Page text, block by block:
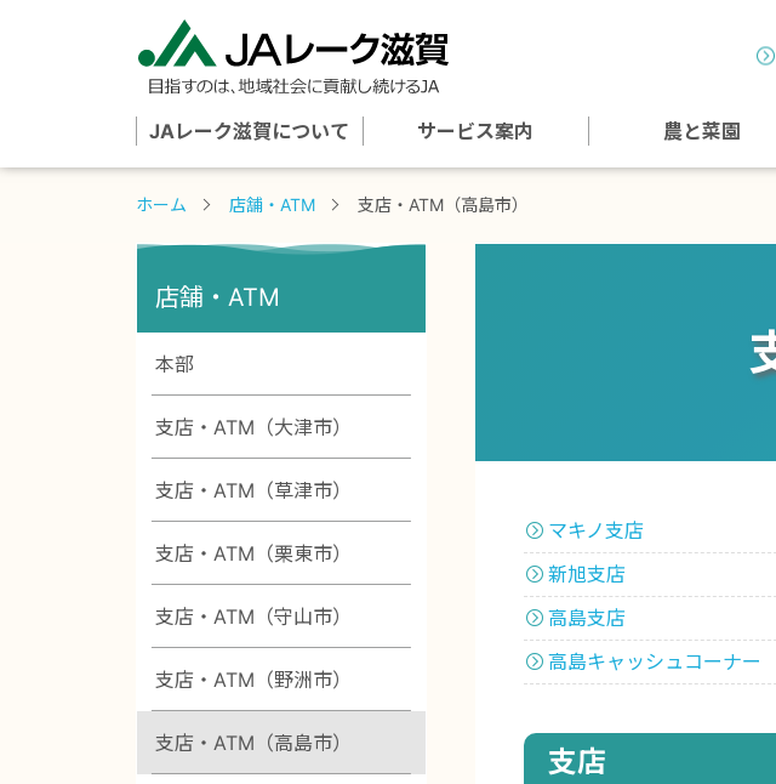
JAレーク滋賀について サービス案内 農と菜園
ホーム 店舗・ATM 支店・ATM（高島市）
マキノ支店
新旭支店
高島支店
高島キャッシュコーナー
支店
店舗・ATM
本部
支店・ATM（大津市）
支店・ATM（草津市）
支店・ATM（栗東市）
支店・ATM（守山市）
支店・ATM（野洲市）
支店・ATM（高島市）